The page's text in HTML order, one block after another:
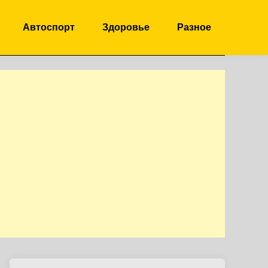
Автоспорт Здоровье Разное